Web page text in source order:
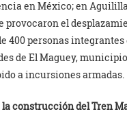
en México; en
provocaron el
400 personas
de El Maguey,
a incursiones armadas.
construcción del Tren